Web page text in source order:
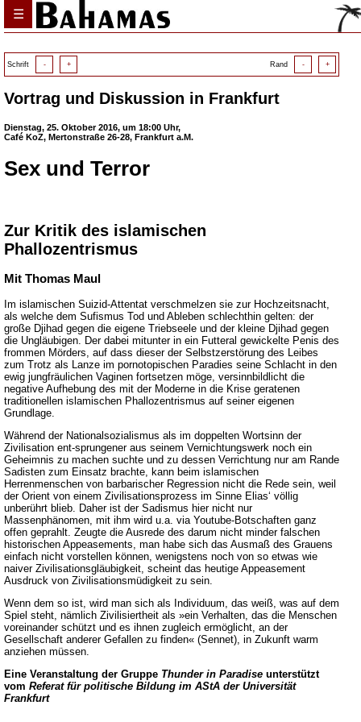
☰
Schrift - + Rand - +
Vortrag und Diskussion in Frankfurt
Dienstag, 25. Oktober 2016, um 18:00 Uhr,
Café KoZ, Mertonstraße 26-28, Frankfurt a.M.
Sex und Terror
Zur Kritik des islamischen
Phallozentrismus
Mit Thomas Maul
Im islamischen Suizid-Attentat verschmelzen sie zur Hochzeitsnacht,
als welche dem Sufismus Tod und Ableben schlechthin gelten: der
große Djihad gegen die eigene Triebseele und der kleine Djihad gegen
die Ungläubigen. Der dabei mitunter in ein Futteral gewickelte Penis des
frommen Mörders, auf dass dieser der Selbstzerstörung des Leibes
zum Trotz als Lanze im pornotopischen Paradies seine Schlacht in den
ewig jungfräulichen Vaginen fortsetzen möge, versinnbildlicht die
negative Aufhebung des mit der Moderne in die Krise geratenen
traditionellen islamischen Phallozentrismus auf seiner eigenen
Grundlage.
Während der Nationalsozialismus als im doppelten Wortsinn der
Zivilisation ent-sprungener aus seinem Vernichtungswerk noch ein
Geheimnis zu machen suchte und zu dessen Verrichtung nur am Rande
Sadisten zum Einsatz brachte, kann beim islamischen
Herrenmenschen von barbarischer Regression nicht die Rede sein, weil
der Orient von einem Zivilisationsprozess im Sinne Elias‘ völlig
unberührt blieb. Daher ist der Sadismus hier nicht nur
Massenphänomen, mit ihm wird u.a. via Youtube-Botschaften ganz
offen geprahlt. Zeugte die Ausrede des darum nicht minder falschen
historischen Appeasements, man habe sich das Ausmaß des Grauens
einfach nicht vorstellen können, wenigstens noch von so etwas wie
naiver Zivilisationsgläubigkeit, scheint das heutige Appeasement
Ausdruck von Zivilisationsmüdigkeit zu sein.
Wenn dem so ist, wird man sich als Individuum, das weiß, was auf dem
Spiel steht, nämlich Zivilisiertheit als »ein Verhalten, das die Menschen
voreinander schützt und es ihnen zugleich ermöglicht, an der
Gesellschaft anderer Gefallen zu finden« (Sennet), in Zukunft warm
anziehen müssen.
Eine Veranstaltung der Gruppe Thunder in Paradise unterstützt
vom Referat für politische Bildung im AStA der Universität
Frankfurt